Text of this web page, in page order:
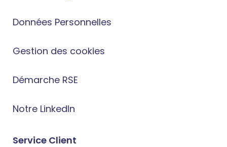
Données Personnelles
Gestion des cookies
Démarche RSE
Notre LinkedIn
Service Client